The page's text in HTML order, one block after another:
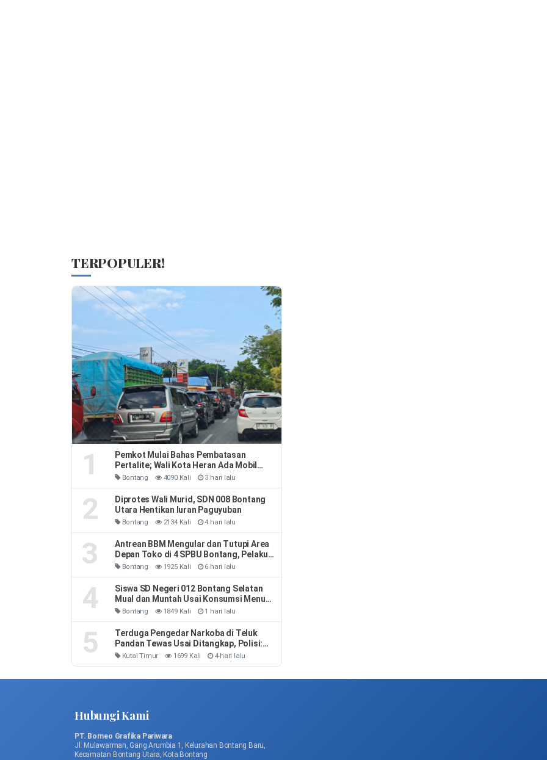
TERPOPULER!
1
Pemkot Mulai Bahas Pembatasan
Pertalite; Wali Kota Heran Ada Mobil
Habiskan 40 Liter Sehari
Bontang 4090 Kali 3 hari lalu
2
Diprotes Wali Murid, SDN 008 Bontang
Utara Hentikan Iuran Paguyuban
Bontang 2134 Kali 4 hari lalu
3
Antrean BBM Mengular dan Tutupi Area
Depan Toko di 4 SPBU Bontang, Pelaku
Usaha Rugi
Bontang 1925 Kali 6 hari lalu
4
Siswa SD Negeri 012 Bontang Selatan
Mual dan Muntah Usai Konsumsi Menu
MBG
Bontang 1849 Kali 1 hari lalu
5
Terduga Pengedar Narkoba di Teluk
Pandan Tewas Usai Ditangkap, Polisi:
Sempat Melawan dan Mengeluh Sesak
Napas
Kutai Timur 1699 Kali 4 hari lalu
Hubungi Kami
PT. Borneo Grafika Pariwara
Jl. Mulawarman, Gang Arumbia 1, Kelurahan Bontang Baru,
Kecamatan Bontang Utara, Kota Bontang